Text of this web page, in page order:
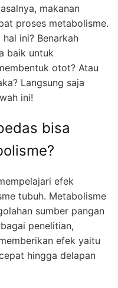
makanan
proses metabolisme.
ini? Benarkah
baik untuk
otot? Atau
Langsung saja
ini!
bisa
efek
tubuh. Metabolisme
sumber pangan
penelitian,
efek yaitu
hingga delapan